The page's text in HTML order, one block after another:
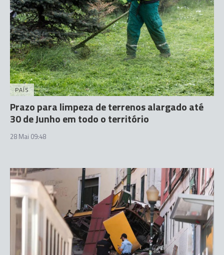
PAÍS
Prazo para limpeza de terrenos alargado até
30 de Junho em todo o território
28 Mai 09:48